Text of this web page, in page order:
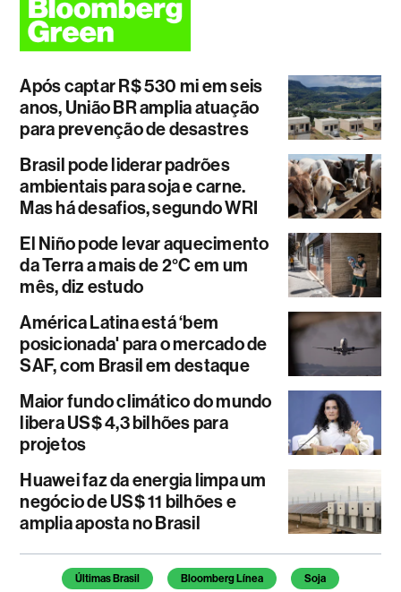
Após captar R$ 530 mi em seis
anos, União BR amplia atuação
para prevenção de desastres
Brasil pode liderar padrões
ambientais para soja e carne.
Mas há desafios, segundo WRI
El Niño pode levar aquecimento
da Terra a mais de 2°C em um
mês, diz estudo
América Latina está ‘bem
posicionada' para o mercado de
SAF, com Brasil em destaque
Maior fundo climático do mundo
libera US$ 4,3 bilhões para
projetos
Huawei faz da energia limpa um
negócio de US$ 11 bilhões e
amplia aposta no Brasil
Temas deste artigo
Últimas Brasil Bloomberg Línea Soja